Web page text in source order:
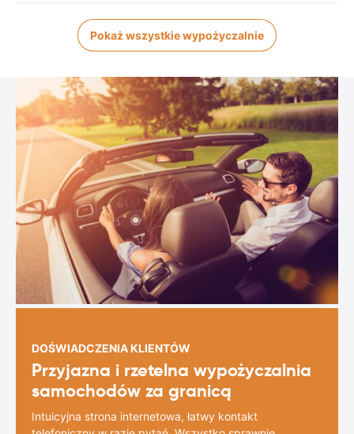
Pokaż wszystkie wypożyczalnie
DOŚWIADCZENIA KLIENTÓW
Przyjazna i rzetelna wypożyczalnia
samochodów za granicą
Intuicyjna strona internetowa, łatwy kontakt